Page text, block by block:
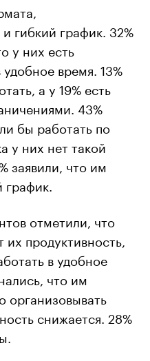
гибкий график. 32%
у них есть
время. 13%
а у 19% есть
43%
бы работать по
у них нет такой
заявили, что им
отметили, что
продуктивность,
в удобное
что им
организовывать
снижается. 28%